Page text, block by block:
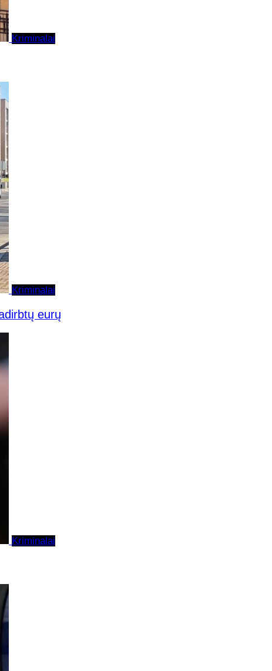
Kriminalai
Kriminalai
eurų
Kriminalai